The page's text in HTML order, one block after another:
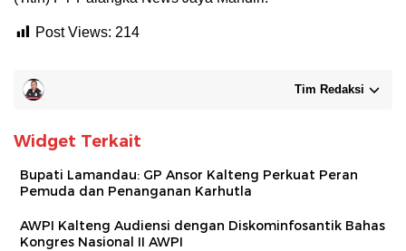
Post Views: 214
Tim Redaksi
Widget Terkait
Bupati Lamandau: GP Ansor Kalteng Perkuat Peran
Pemuda dan Penanganan Karhutla
AWPI Kalteng Audiensi dengan Diskominfosantik Bahas
Kongres Nasional II AWPI